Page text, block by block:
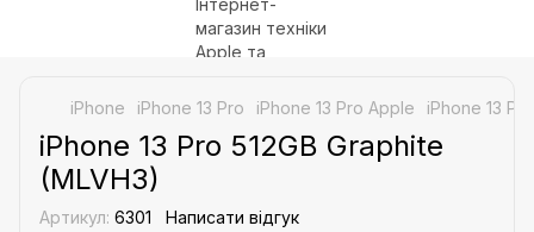
iPhone iPhone 13 Pro iPhone 13 Pro Apple iPhone 13
iPhone 13 Pro 512GB Graphite
(MLVH3)
Артикул: 6301 Написати відгук